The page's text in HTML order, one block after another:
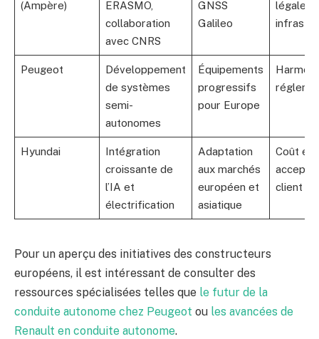
(Ampère)
ERASMO,
collaboration
avec CNRS
GNSS
Galileo
légale et
Peugeot
Développement
de systèmes
semi-
autonomes
Équipements
progressifs
pour Europe
Hyundai
Intégration
croissante de
l’IA et
électrification
Adaptation
aux marchés
européen et
asiatique
Coût et
client
Pour un aperçu des initiatives des constructeurs
européens, il est intéressant de consulter des
ressources spécialisées telles que le futur de la
conduite autonome chez Peugeot ou les avancées de
Renault en conduite autonome.